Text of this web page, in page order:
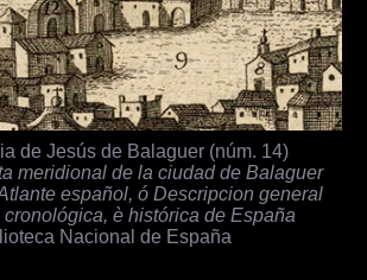
de Jesús de Balaguer (núm. 14)
meridional de la ciudad de Balaguer
español, ó Descripcion general
è histórica de España
Nacional de España